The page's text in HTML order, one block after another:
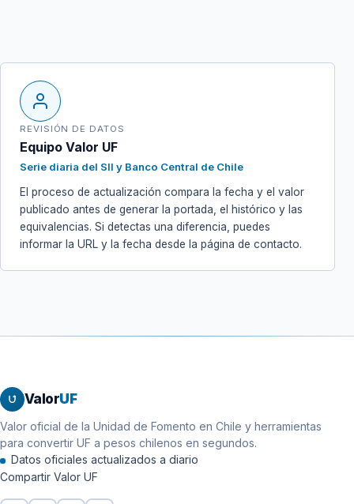
REVISIÓN DE DATOS
Equipo Valor UF
Serie diaria del SII y Banco Central de Chile
El proceso de actualización compara la fecha y el valor
publicado antes de generar la portada, el histórico y las
equivalencias. Si detectas una diferencia, puedes
informar la URL y la fecha desde la página de contacto.
ValorUF
Valor oficial de la Unidad de Fomento en Chile y herramientas
para convertir UF a pesos chilenos en segundos.
Datos oficiales actualizados a diario
Compartir Valor UF